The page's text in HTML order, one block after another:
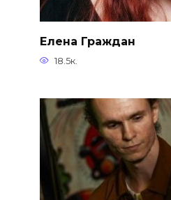
Елена Граждан
18.5к.